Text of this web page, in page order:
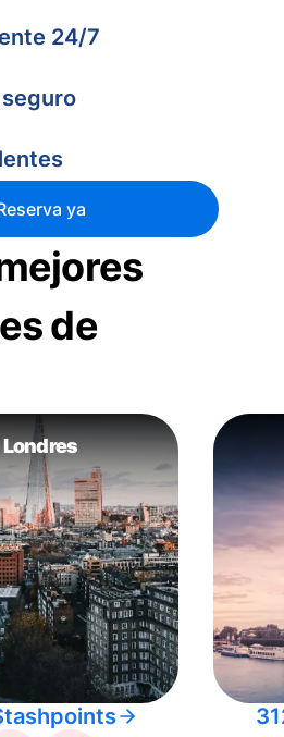
24/7
ya
de
Londres